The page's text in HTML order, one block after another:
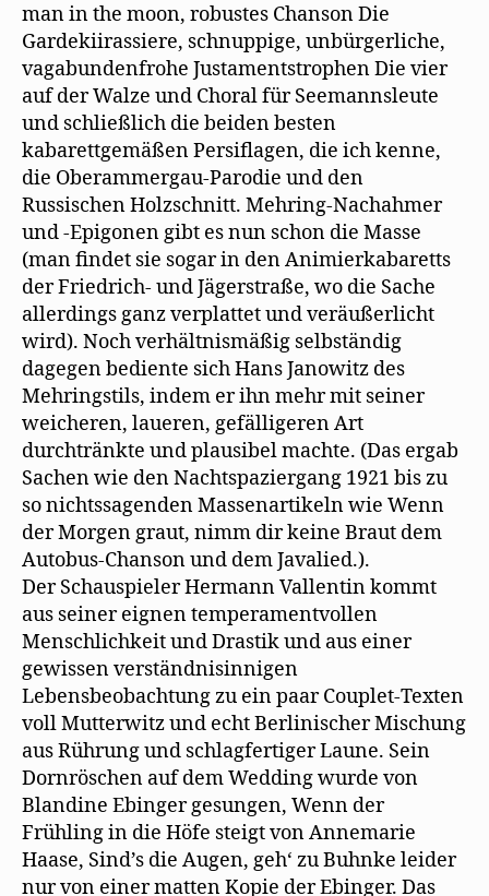
man in the moon, robustes Chanson Die
Gardekiirassiere, schnuppige, unbürgerliche,
vagabundenfrohe Justamentstrophen Die vier
auf der Walze und Choral für Seemannsleute
und schließlich die beiden besten
kabarettgemäßen Persiflagen, die ich kenne,
die Oberammergau-Parodie und den
Russischen Holzschnitt. Mehring-Nachahmer
und -Epigonen gibt es nun schon die Masse
(man findet sie sogar in den Animierkabaretts
der Friedrich- und Jägerstraße, wo die Sache
allerdings ganz verplattet und veräußerlicht
wird). Noch verhältnismäßig selbständig
dagegen bediente sich Hans Janowitz des
Mehringstils, indem er ihn mehr mit seiner
weicheren, laueren, gefälligeren Art
durchtränkte und plausibel machte. (Das ergab
Sachen wie den Nachtspaziergang 1921 bis zu
so nichtssagenden Massenartikeln wie Wenn
der Morgen graut, nimm dir keine Braut dem
Autobus-Chanson und dem Javalied.).
Der Schauspieler Hermann Vallentin kommt
aus seiner eignen temperamentvollen
Menschlichkeit und Drastik und aus einer
gewissen verständnisinnigen
Lebensbeobachtung zu ein paar Couplet-Texten
voll Mutterwitz und echt Berlinischer Mischung
aus Rührung und schlagfertiger Laune. Sein
Dornröschen auf dem Wedding wurde von
Blandine Ebinger gesungen, Wenn der
Frühling in die Höfe steigt von Annemarie
Haase, Sind’s die Augen, geh‘ zu Buhnke leider
nur von einer matten Kopie der Ebinger. Das